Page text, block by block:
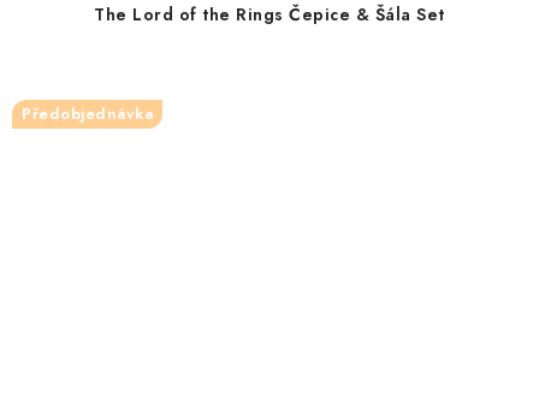
The Lord of the Rings Čepice & Šála Set
Předobjednávka